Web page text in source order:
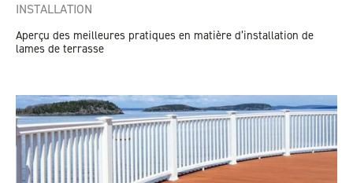
INSTALLATION
Aperçu des meilleures pratiques en matière d’installation de
lames de terrasse